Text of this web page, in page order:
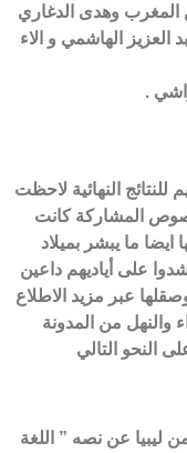
وهدى الدغاري
العزيز الهاشمي و الاء
.
النهائية لاحظت
المشاركة كانت
ايضا ما يبشر بميلاد
على أياديهم داعين
عبر مزيد الاطلاع
والنهل من المدونة
النحو التالي
ليبيا عن نصه ” اللغة